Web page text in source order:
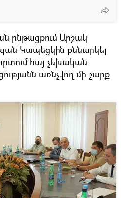
ընթացքում Արշակ
Կապեցկին քննարկել
հայ-չեխական
առնչվող մի շարք